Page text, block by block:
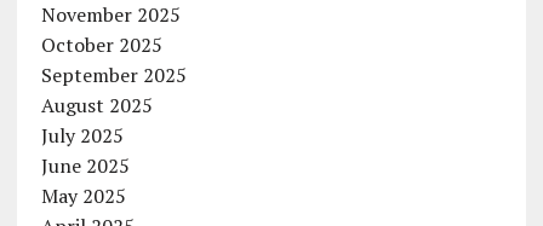
November 2025
October 2025
September 2025
August 2025
July 2025
June 2025
May 2025